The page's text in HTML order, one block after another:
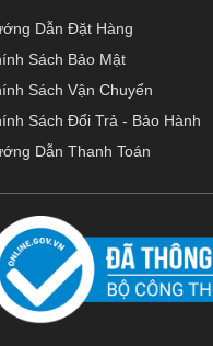
Dẫn Đặt Hàng
Sách Bảo Mật
Sách Vận Chuyển
Sách Đổi Trả - Bảo Hành
Dẫn Thanh Toán